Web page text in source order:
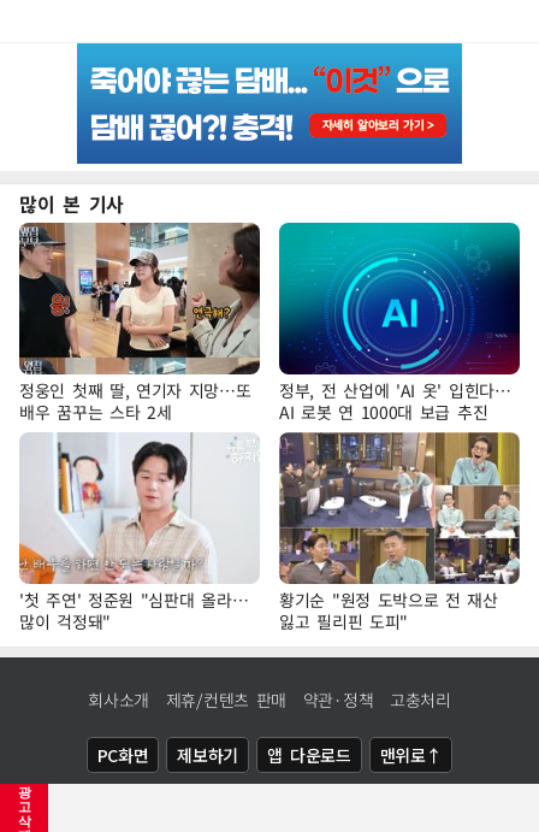
광
고
삭
많이 본 기사
정웅인 첫째 딸, 연기자 지망…또
배우 꿈꾸는 스타 2세
정부, 전 산업에 'AI 옷' 입힌다…
AI 로봇 연 1000대 보급 추진
'첫 주연' 정준원 "심판대 올라…
많이 걱정돼"
황기순 "원정 도박으로 전 재산
잃고 필리핀 도피"
회사소개 제휴/컨텐츠 판매 약관·정책 고충처리
PC화면 제보하기 앱 다운로드 맨위로↑